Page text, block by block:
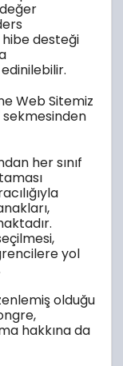
desteği
Web Sitemiz
her sınıf
yol
olduğu
hakkına da